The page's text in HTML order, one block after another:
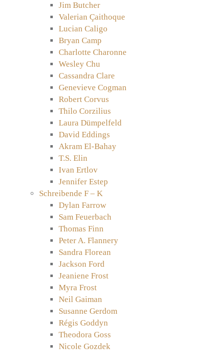
Jim Butcher
Valerian Çaithoque
Lucian Caligo
Bryan Camp
Charlotte Charonne
Wesley Chu
Cassandra Clare
Genevieve Cogman
Robert Corvus
Thilo Corzilius
Laura Dümpelfeld
David Eddings
Akram El-Bahay
T.S. Elin
Ivan Ertlov
Jennifer Estep
Schreibende F – K
Dylan Farrow
Sam Feuerbach
Thomas Finn
Peter A. Flannery
Sandra Florean
Jackson Ford
Jeaniene Frost
Myra Frost
Neil Gaiman
Susanne Gerdom
Régis Goddyn
Theodora Goss
Nicole Gozdek